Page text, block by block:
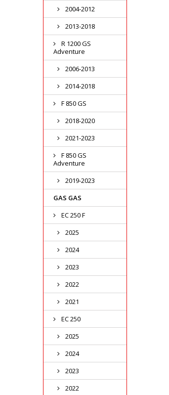
2004-2012
2013-2018
R 1200 GS
Adventure
2006-2013
2014-2018
F 850 GS
2018-2020
2021-2023
F 850 GS
Adventure
2019-2023
GAS GAS
EC 250 F
2025
2024
2023
2022
2021
EC 250
2025
2024
2023
2022